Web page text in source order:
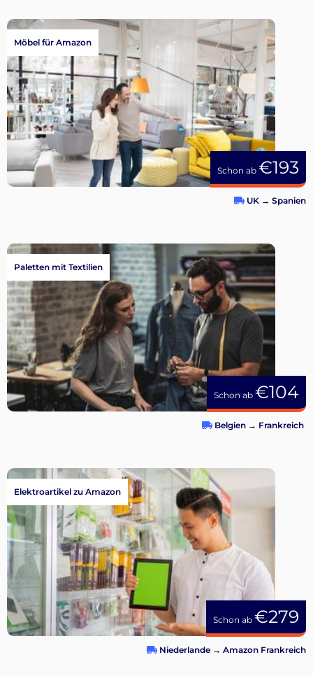
Schon ab €193
Möbel für Amazon
UK → Spanien
Schon ab €104
Paletten mit Textilien
Belgien → Frankreich
Schon ab €279
Elektroartikel zu Amazon
Niederlande → Amazon Frankreich